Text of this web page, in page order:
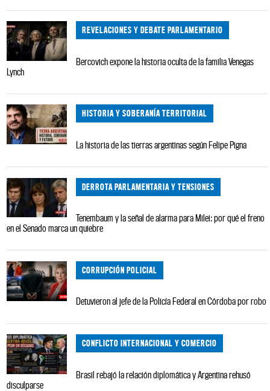
REVELACIONES Y DEBATE PARLAMENTARIO
Bercovich expone la historia oculta de la familia Venegas
Lynch
HISTORIA Y SOBERANÍA TERRITORIAL
La historia de las tierras argentinas según Felipe Pigna
DERROTA PARLAMENTARIA Y TENSIONES
Tenembaum y la señal de alarma para Milei: por qué el freno
en el Senado marca un quiebre
CORRUPCIÓN POLICIAL
Detuvieron al jefe de la Policía Federal en Córdoba por robo
CONFLICTO INTERNACIONAL Y COMERCIO
Brasil rebajó la relación diplomática y Argentina rehusó
disculparse